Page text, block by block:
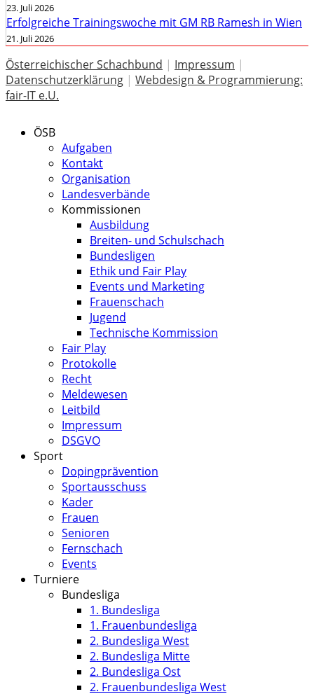
23. Juli 2026
Erfolgreiche Trainingswoche mit GM RB Ramesh in Wien
21. Juli 2026
Österreichischer Schachbund | Impressum |
Datenschutzerklärung | Webdesign & Programmierung:
fair-IT e.U.
ÖSB
Aufgaben
Kontakt
Organisation
Landesverbände
Kommissionen
Ausbildung
Breiten- und Schulschach
Bundesligen
Ethik und Fair Play
Events und Marketing
Frauenschach
Jugend
Technische Kommission
Fair Play
Protokolle
Recht
Meldewesen
Leitbild
Impressum
DSGVO
Sport
Dopingprävention
Sportausschuss
Kader
Frauen
Senioren
Fernschach
Events
Turniere
Bundesliga
1. Bundesliga
1. Frauenbundesliga
2. Bundesliga West
2. Bundesliga Mitte
2. Bundesliga Ost
2. Frauenbundesliga West